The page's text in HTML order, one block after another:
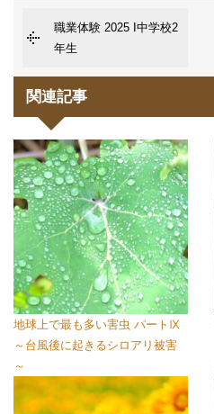
職業体験 2025 I中学校2
年生
関連記事
地球上で最も多い害虫 パートⅨ
～台風後に起きるシロアリ被害
～